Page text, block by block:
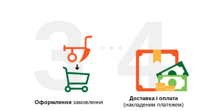
4
3
Оформлення замовлення
Доставка і оплата
(накладеним платежем)